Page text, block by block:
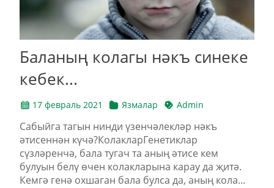
Баланың колагы нәкъ синеке
кебек...
17 февраль 2021 Язмалар Admin
Сабыйга тагын нинди үзенчәлекләр нәкъ
әтисеннән күчә?КолакларГенетиклар
сүзләренчә, бала тугач та аның әтисе кем
булуын белү өчен колакларына карау да җитә.
Кемгә генә охшаган бала булса да, аның кола...